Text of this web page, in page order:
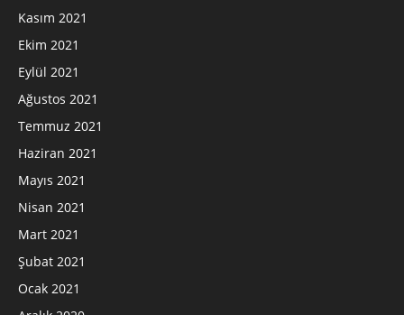
Kasım 2021
Ekim 2021
Eylül 2021
Ağustos 2021
Temmuz 2021
Haziran 2021
Mayıs 2021
Nisan 2021
Mart 2021
Şubat 2021
Ocak 2021